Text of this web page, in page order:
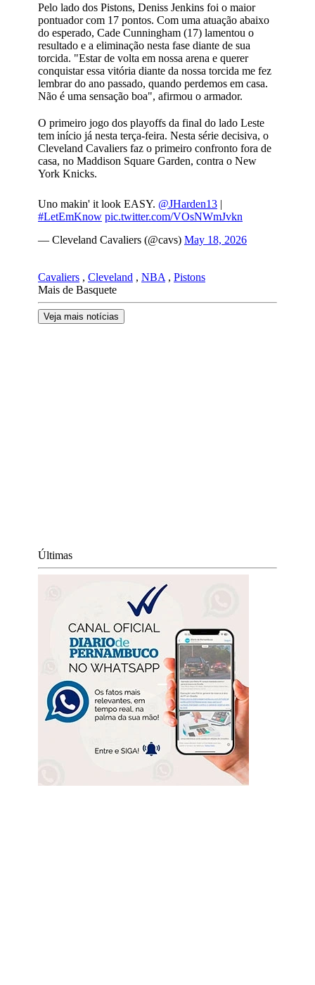
Pelo lado dos Pistons, Deniss Jenkins foi o maior
pontuador com 17 pontos. Com uma atuação abaixo
do esperado, Cade Cunningham (17) lamentou o
resultado e a eliminação nesta fase diante de sua
torcida. "Estar de volta em nossa arena e querer
conquistar essa vitória diante da nossa torcida me fez
lembrar do ano passado, quando perdemos em casa.
Não é uma sensação boa", afirmou o armador.
O primeiro jogo dos playoffs da final do lado Leste
tem início já nesta terça-feira. Nesta série decisiva, o
Cleveland Cavaliers faz o primeiro confronto fora de
casa, no Maddison Square Garden, contra o New
York Knicks.
Uno makin' it look EASY. @JHarden13 |
#LetEmKnow pic.twitter.com/VOsNWmJvkn
— Cleveland Cavaliers (@cavs) May 18, 2026
Cavaliers , Cleveland , NBA , Pistons
Mais de Basquete
Veja mais notícias
Últimas